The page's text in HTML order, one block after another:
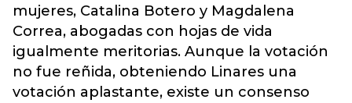
mujeres, Catalina Botero y Magdalena
Correa, abogadas con hojas de vida
igualmente meritorias. Aunque la votación
no fue reñida, obteniendo Linares una
votación aplastante, existe un consenso